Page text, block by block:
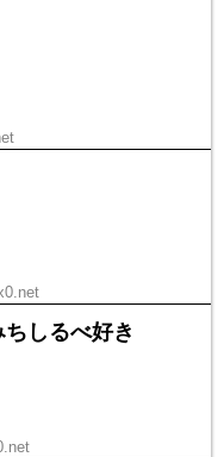
しるべ好き